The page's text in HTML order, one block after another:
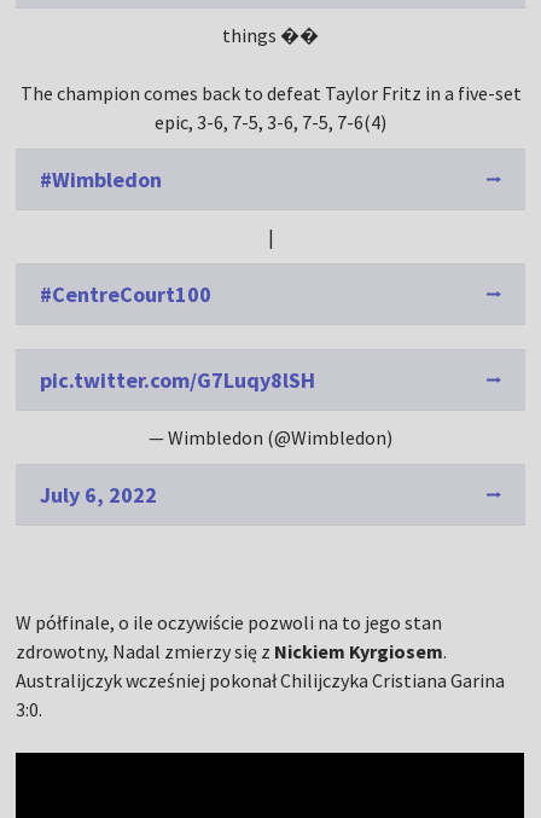
things ��
The champion comes back to defeat Taylor Fritz in a five-set
epic, 3-6, 7-5, 3-6, 7-5, 7-6(4)
#Wimbledon
|
#CentreCourt100
pic.twitter.com/G7Luqy8lSH
— Wimbledon (@Wimbledon)
July 6, 2022
W półfinale, o ile oczywiście pozwoli na to jego stan
zdrowotny, Nadal zmierzy się z Nickiem Kyrgiosem.
Australijczyk wcześniej pokonał Chilijczyka Cristiana Garina
3:0.